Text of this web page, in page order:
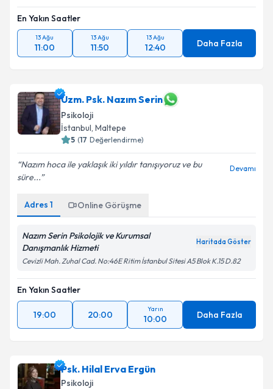
En Yakın Saatler
13 Ağu
11:00
13 Ağu
11:50
13 Ağu
12:40 Daha Fazla
Uzm. Psk. Nazım Serin
Psikoloji
İstanbul, Maltepe
5 (17 Değerlendirme)
Nazım hoca ile yaklaşık iki yıldır tanışıyoruz ve bu
süre...
Devamı
Adres 1 Online Görüşme
Nazım Serin Psikolojik ve Kurumsal
Danışmanlık Hizmeti
Haritada Göster
Cevizli Mah. Zuhal Cad. No:46E Ritim İstanbul Sitesi A5 Blok K.15 D.82
En Yakın Saatler
19:00 20:00
Yarın
10:00 Daha Fazla
Psk. Hilal Erva Ergün
Psikoloji